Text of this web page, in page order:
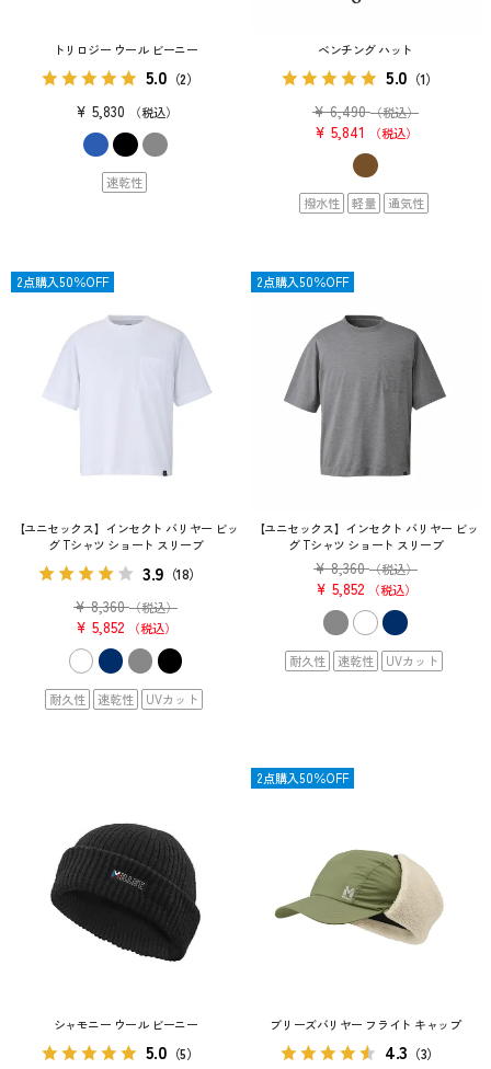
トリロジー ウール ビーニー
5.0 （2）
¥ 5,830 税込
速乾性
ベンチング ハット
5.0 （1）
¥ 6,490 （税込）
¥ 5,841 税込
撥水性 軽量 通気性
【ユニセックス】インセクト バリヤー ビッ
グ Tシャツ ショート スリーブ
3.9 （18）
¥ 8,360 （税込）
¥ 5,852 税込
OUTLET
耐久性 速乾性 UVカット
2点購入50％OFF
【ユニセックス】インセクト バリヤー ビッ
グ Tシャツ ショート スリーブ
¥ 8,360 （税込）
¥ 5,852 税込
OUTLET
耐久性 速乾性 UVカット
2点購入50％OFF
シャモニー ウール ビーニー
5.0 （5）
ブリーズバリヤー フライト キャップ
4.3 （3）
OUTLET
2点購入50％OFF